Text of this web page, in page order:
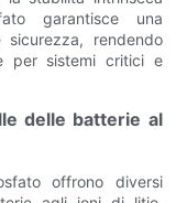
garantisce una
sicurezza, rendendo
per sistemi critici e
delle batterie al
offrono diversi